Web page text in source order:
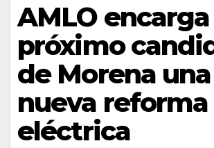
AMLO
próximo
de Morena una
nueva reforma
eléctrica